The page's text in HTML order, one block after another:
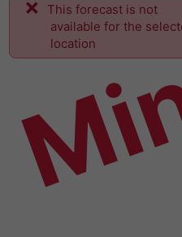
This forecast is not
available for the
location